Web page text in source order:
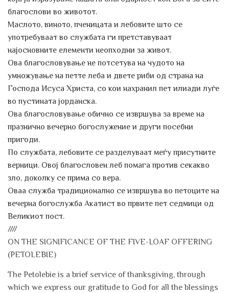
благослови во животот.
Маслото, виното, пченицата и лебовите што се
употребуваат во службата ги претставуваат
најосновните елементи неопходни за живот.
Ова благословување не потсетува на чудото на
умножување на петте леба и двете риби од страна на
Господа Исуса Христа, со кои нахранил пет илиади луѓе
во пустината јорданска.
Ова благословување обично се извршува за време на
празнично вечерно богослужение и други посебни
пригоди.
По службата, лебовите се разделуваат меѓу присутните
верници. Овој благословен леб помага против секакво
зло, доколку се прима со вера.
Оваа служба традиционално се извршува во петоците на
вечерна богослужба Акатист во првите пет седмици од
Великиот пост.
////
ON THE SIGNIFICANCE OF THE FIVE-LOAF OFFERING
(PETOLEBIE)
The Petolebie is a brief service of thanksgiving, through
which we express our gratitude to God for all the blessings